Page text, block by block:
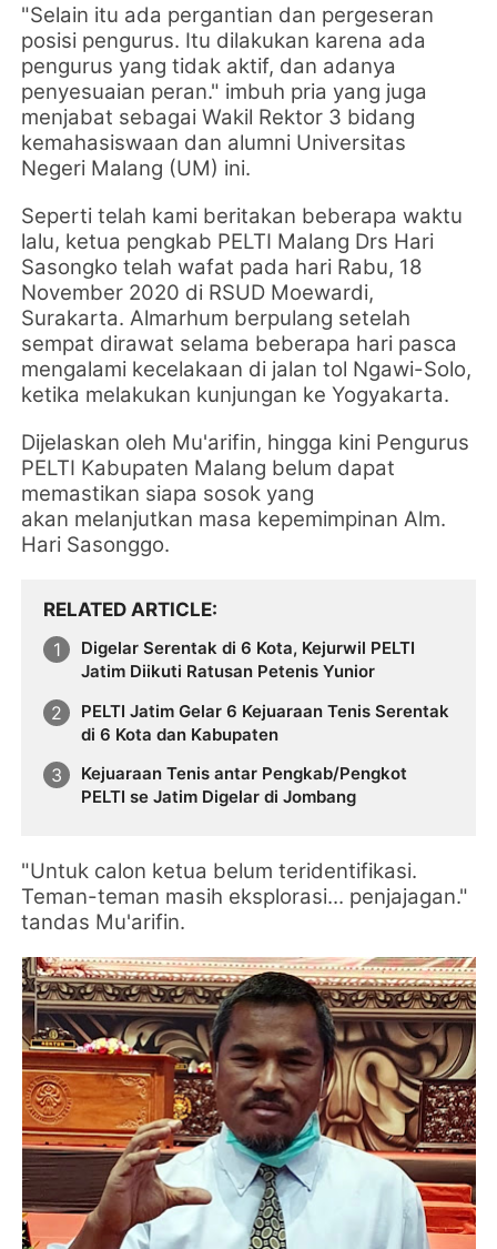
"Selain itu ada pergantian dan pergeseran
posisi pengurus. Itu dilakukan karena ada
pengurus yang tidak aktif, dan adanya
penyesuaian peran." imbuh pria yang juga
menjabat sebagai Wakil Rektor 3 bidang
kemahasiswaan dan alumni Universitas
Negeri Malang (UM) ini.
Seperti telah kami beritakan beberapa waktu
lalu, ketua pengkab PELTI Malang Drs Hari
Sasongko telah wafat pada hari Rabu, 18
November 2020 di RSUD Moewardi,
Surakarta.Almarhum berpulang setelah
sempat dirawat selama beberapa hari pasca
mengalami kecelakaan di jalan tol Ngawi-Solo,
ketika melakukan kunjungan ke Yogyakarta.
Dijelaskan oleh Mu'arifin, hingga kini Pengurus
PELTI Kabupaten Malang belum dapat
memastikan siapa sosok yang
akan melanjutkan masa kepemimpinan Alm.
Hari Sasonggo.
RELATED ARTICLE
Digelar Serentak di 6 Kota, Kejurwil PELTI
Jatim Diikuti Ratusan Petenis Yunior
PELTI Jatim Gelar 6 Kejuaraan Tenis Serentak
di 6 Kota dan Kabupaten
Kejuaraan Tenis antar Pengkab/Pengkot
PELTI se Jatim Digelar di Jombang
"Untuk calon ketua belum teridentifikasi.
Teman-teman masih eksplorasi... penjajagan."
tandas Mu'arifin.